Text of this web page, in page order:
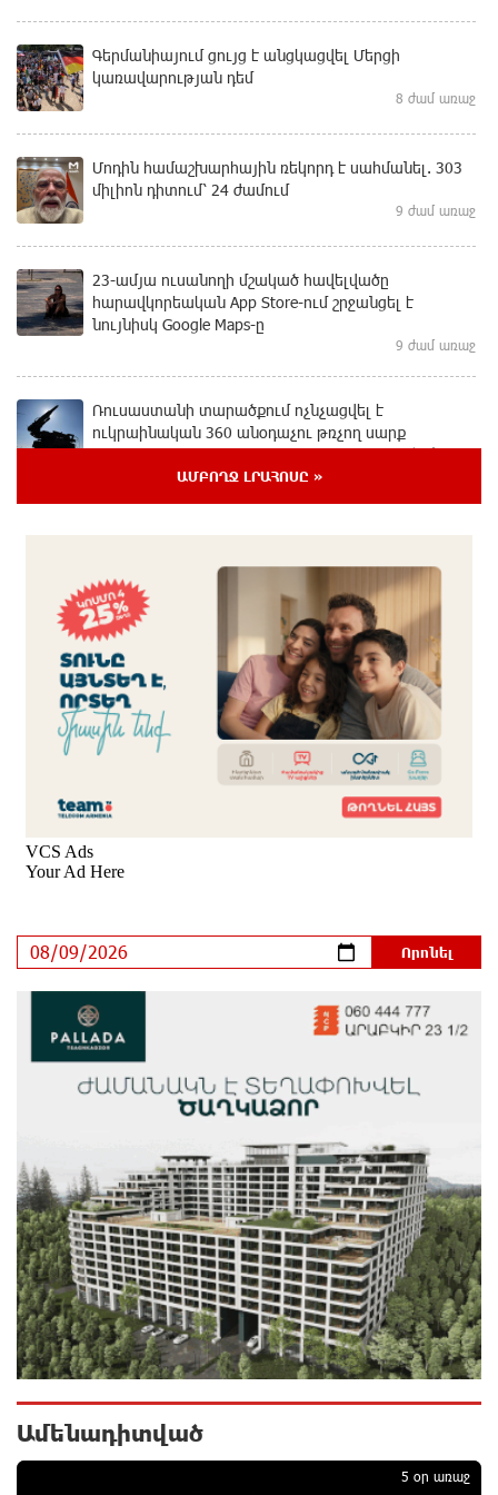
Գերմանիայում ցույց է անցկացվել Մերցի
կառավարության դեմ
8 ժամ առաջ
Մոդին համաշխարհային ռեկորդ է սահմանել. 303
միլիոն դիտում՝ 24 ժամում
9 ժամ առաջ
23-ամյա ուսանողի մշակած հավելվածը
հարավկորեական App Store-ում շրջանցել է
նույնիսկ Google Maps-ը
9 ժամ առաջ
Ռուսաստանի տարածքում ոչնչացվել է
ուկրաինական 360 անօդաչու թռչող սարք
9 ժամ առաջ
10 ժամ առաջ
Ողբերգական դեպք՝ Երևանում․ Կիևյան կամրջի
տակ հայտնաբերվել է տղամարդու մարմին
10 ժամ առաջ
Ադրբեջանի Սարով գյուղում տանը 18-ամյա աղջկա
10 ժամ առաջ
Հայհիդրոմետի տնօրենը գրել է
Արտակարգ դեպք՝ Երևանում․ կոտրել են «Հույս
բոլոր մարդկանց» հիմնադրամի շենքի
պատուհաններն ու դռները
Ալիևն ու Թրամփը հեռախոսազրույց են ունեցել
«Ինտեր»-ը հաղթեց «Յուվենտուս»-ին
12 ժամ առաջ
Քրեական վարույթի շրջանակում անձի անձնական
և ընտանեկան կյանքին առնչվող տվյալների
12 ժամ առաջ
ԱՄԲՈՂՋ ԼՐԱՀՈՍԸ »
Ամենադիտված
5 օր առաջ